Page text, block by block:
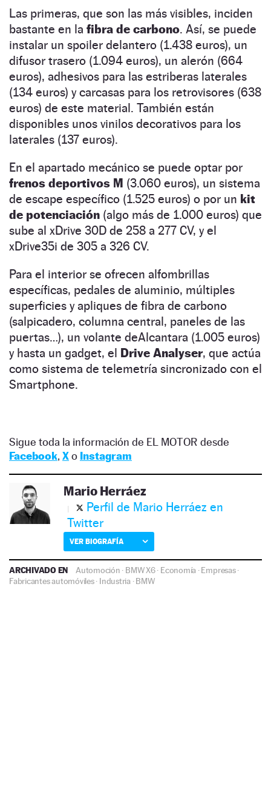
Las primeras, que son las más visibles, inciden
bastante en la fibra de carbono. Así, se puede
instalar un spoiler delantero (1.438 euros), un
difusor trasero (1.094 euros), un alerón (664
euros), adhesivos para las estriberas laterales
(134 euros) y carcasas para los retrovisores (638
euros) de este material. También están
disponibles unos vinilos decorativos para los
laterales (137 euros).
En el apartado mecánico se puede optar por
frenos deportivos M (3.060 euros), un sistema
de escape específico (1.525 euros) o por un kit
de potenciación (algo más de 1.000 euros) que
sube al xDrive 30D de 258 a 277 CV, y el
xDrive35i de 305 a 326 CV.
Para el interior se ofrecen alfombrillas
específicas, pedales de aluminio, múltiples
superficies y apliques de fibra de carbono
(salpicadero, columna central, paneles de las
puertas…), un volante deAlcantara (1.005 euros)
y hasta un gadget, el Drive Analyser, que actúa
como sistema de telemetría sincronizado con el
Smartphone.
Sigue toda la información de EL MOTOR desde
Facebook, Xo Instagram
Mario Herráez
Perfil de Mario Herráez en
Twitter
VER BIOGRAFÍA
ARCHIVADO EN Automoción · BMW X6· Economía ·Empresas·
Fabricantes automóviles· Industria·BMW